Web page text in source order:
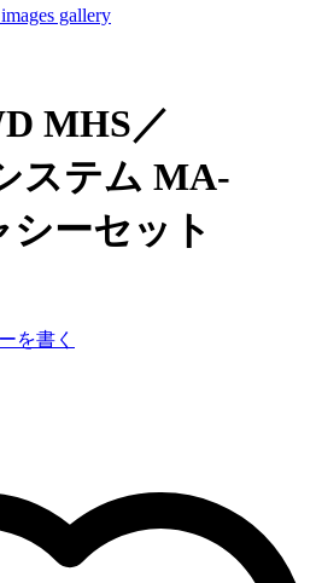
gallery
MHS／
ステム MA-
シーセット
を書く